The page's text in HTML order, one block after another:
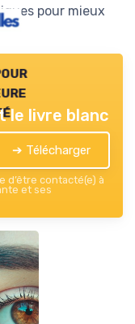
pour mieux
le livre blanc
➔ Télécharger
d’être contacté(e) à
et ses